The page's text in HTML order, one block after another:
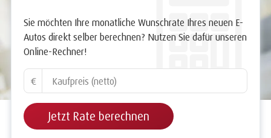
Sie möchten Ihre monatliche Wunschrate Ihres neuen E-
Autos direkt selber berechnen? Nutzen Sie dafür unseren
Online-Rechner!
€
Jetzt Rate berechnen